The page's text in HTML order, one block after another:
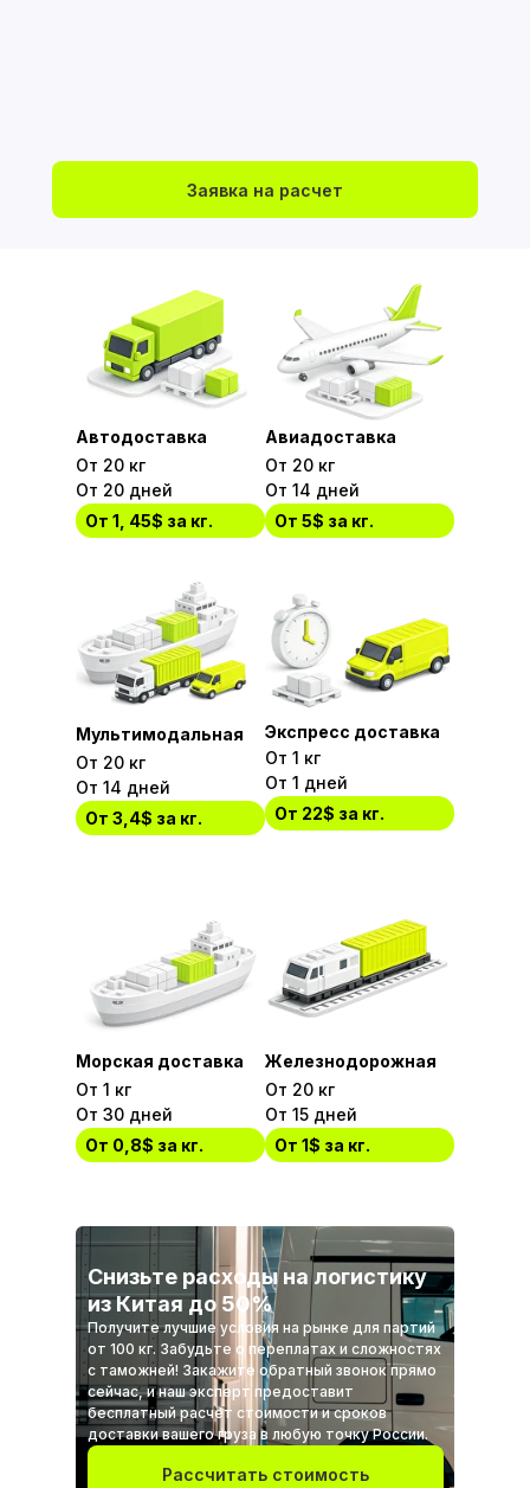
Заявка на расчет
Морская доставка
От 1 кг
От 30 дней
От 0,8$ за кг.
Железнодорожная
От 20 кг
От 15 дней
От 1$ за кг.
Мультимодальная
От 20 кг
От 14 дней
От 3,4$ за кг.
Экспресс доставка
От 1 кг
От 1 дней
От 22$ за кг.
Автодоставка
От 20 кг
От 20 дней
От 1, 45$ за кг.
Авиадоставка
От 20 кг
От 14 дней
От 5$ за кг.
Снизьте расходы на логистику
из Китая до 50%
Получите лучшие условия на рынке для партий
от 100 кг. Забудьте о переплатах и сложностях
с таможней! Закажите обратный звонок прямо
сейчас, и наш эксперт предоставит
бесплатный расчет стоимости и сроков
доставки вашего груза в любую точку России.
Рассчитать стоимость